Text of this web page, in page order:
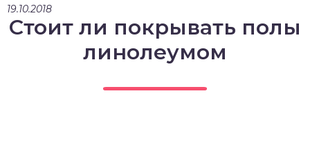
19.10.2018
Стоит ли покрывать полы
линолеумом